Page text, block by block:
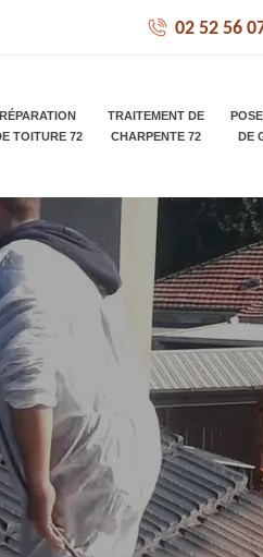
02 52 56
RÉPARATION
TOITURE 72
TRAITEMENT DE
CHARPENTE 72
DE